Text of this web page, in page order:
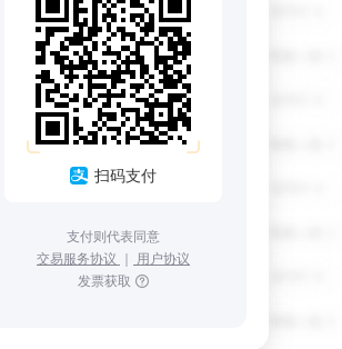
扫码支付
支付则代表同意
交易服务协议 ｜ 用户协议
发票获取